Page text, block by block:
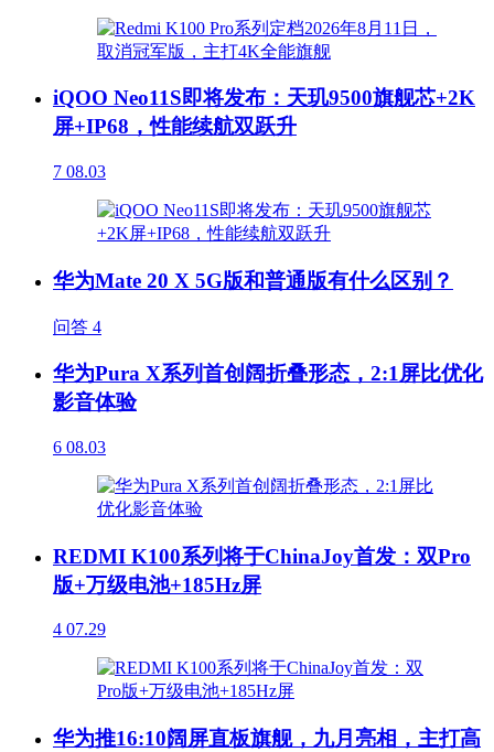
iQOO Neo11S即将发布：天玑9500旗舰芯+2K
屏+IP68，性能续航双跃升
7 08.03
华为Mate 20 X 5G版和普通版有什么区别？
问答 4
华为Pura X系列首创阔折叠形态，2:1屏比优化
影音体验
6 08.03
REDMI K100系列将于ChinaJoy首发：双Pro
版+万级电池+185Hz屏
4 07.29
华为推16:10阔屏直板旗舰，九月亮相，主打高